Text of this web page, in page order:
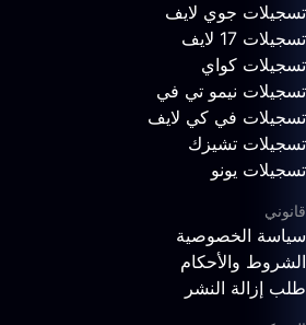
تسجيلات جوي لايف
تسجيلات 17 لايف
تسجيلات كواي
تسجيلات نيمو تي في
تسجيلات في كي لايف
تسجيلات تشيزك
تسجيلات يونو
قانوني
سياسة الخصوصية
الشروط والأحكام
طلب إزالة النشر